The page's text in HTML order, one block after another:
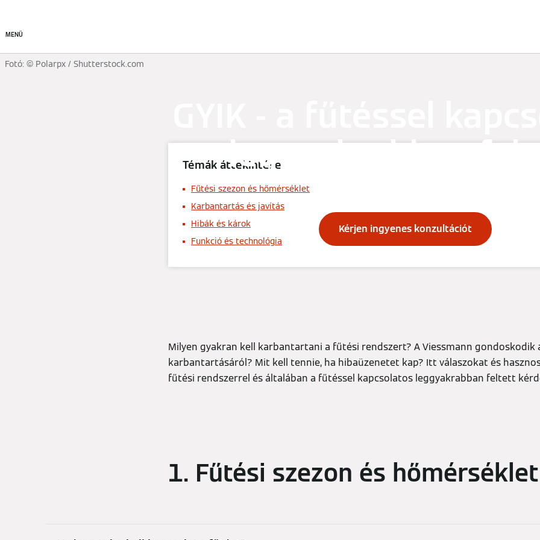
MENÜ
leggyakrabban
Kérjen ingyenes konzultációt
Fotó: © Polarpx / Shutterstock.com
Témák áttekintése
Fűtési szezon és hőmérséklet
Karbantartás és javítás
Hibák és károk
Funkció és technológia
Milyen gyakran kell karbantartani a fűtési rendszert? A Viessmann gondoskodik
karbantartásáról? Mit kell tennie, ha hibaüzenetet kap? Itt válaszokat és
fűtési rendszerrel és általában a fűtéssel kapcsolatos leggyakrabban feltett
1. Fűtési szezon és hőmérséklet